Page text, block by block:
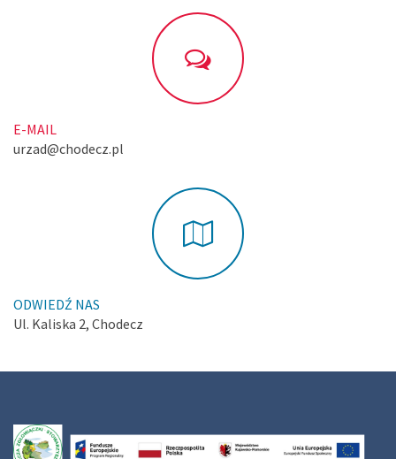
E-MAIL
urzad@chodecz.pl
ODWIEDŹ NAS
Ul. Kaliska 2, Chodecz